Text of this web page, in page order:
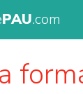
PAU.com